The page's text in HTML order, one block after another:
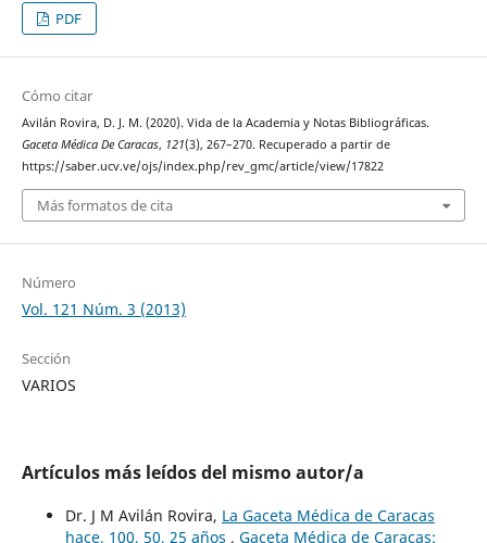
PDF
Cómo citar
Avilán Rovira, D. J. M. (2020). Vida de la Academia y Notas Bibliográficas.
Gaceta Médica De Caracas, 121(3), 267–270. Recuperado a partir de
https://saber.ucv.ve/ojs/index.php/rev_gmc/article/view/17822
Más formatos de cita
Número
Vol. 121 Núm. 3 (2013)
Sección
VARIOS
Artículos más leídos del mismo autor/a
Dr. J M Avilán Rovira, La Gaceta Médica de Caracas
hace, 100, 50, 25 años , Gaceta Médica de Caracas: